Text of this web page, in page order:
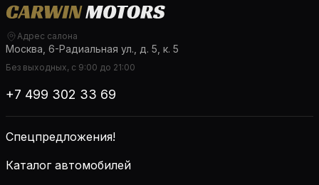
Адрес салона
Москва, 6-Радиальная ул., д. 5, к. 5
Без выходных, с 9:00 до 21:00
+7 499 302 33 69
Спецпредложения!
Каталог автомобилей